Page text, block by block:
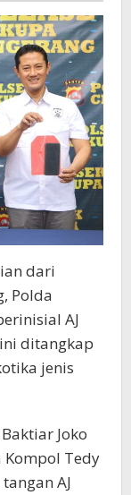
dari
Polda
AJ
ditangkap
jenis
Joko
Tedy
AJ